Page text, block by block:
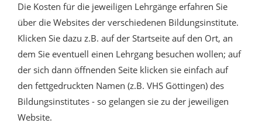
Die Kosten für die jeweiligen Lehrgänge erfahren Sie
über die Websites der verschiedenen Bildungsinstitute.
Klicken Sie dazu z.B. auf der Startseite auf den Ort, an
dem Sie eventuell einen Lehrgang besuchen wollen; auf
der sich dann öffnenden Seite klicken sie einfach auf
den fettgedruckten Namen (z.B. VHS Göttingen) des
Bildungsinstitutes - so gelangen sie zu der jeweiligen
Website.